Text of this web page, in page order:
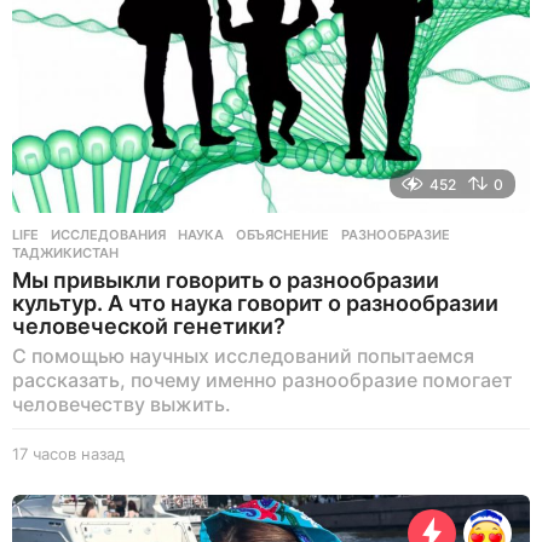
д
452 0
LIFE ИССЛЕДОВАНИЯ ,НАУКА ,ОБЪЯСНЕНИЕ ,РАЗНООБРАЗИЕ
ТАДЖИКИСТАН
Мы привыкли говорить о разнообразии
культур. А что наука говорит о разнообразии
человеческой генетики?
С помощью научных исследований попытаемся
рассказать, почему именно разнообразие помогает
человечеству выжить.
17 часов назад
ч
а